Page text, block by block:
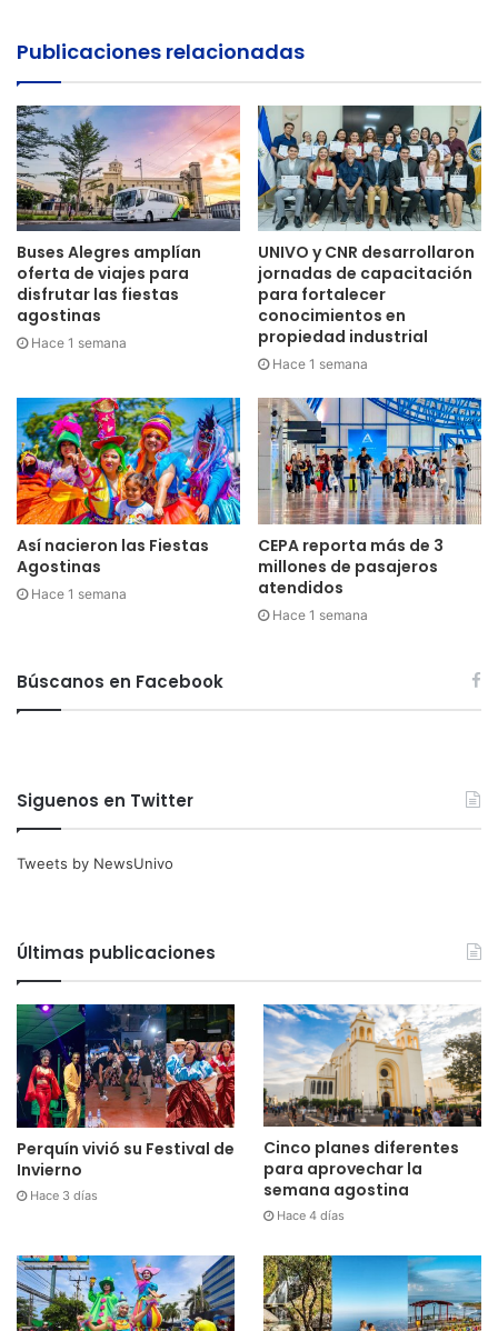
Publicaciones relacionadas
Buses Alegres amplían
oferta de viajes para
disfrutar las fiestas
agostinas
Hace 1 semana
UNIVO y CNR desarrollaron
jornadas de capacitación
para fortalecer
conocimientos en
propiedad industrial
Hace 1 semana
Así nacieron las Fiestas
Agostinas
Hace 1 semana
CEPA reporta más de 3
millones de pasajeros
atendidos
Hace 1 semana
Búscanos en Facebook
Siguenos en Twitter
Tweets by NewsUnivo
Últimas publicaciones
Perquín vivió su Festival de
Invierno
Hace 3 días
Cinco planes diferentes
para aprovechar la
semana agostina
Hace 4 días